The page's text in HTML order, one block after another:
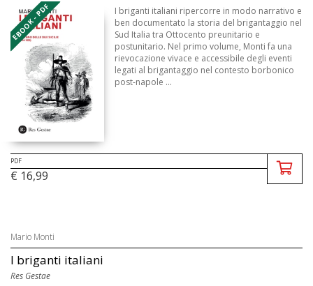
EBOOK - PDF
I briganti italiani ripercorre in modo narrativo e
ben documentato la storia del brigantaggio nel
Sud Italia tra Ottocento preunitario e
postunitario. Nel primo volume, Monti fa una
rievocazione vivace e accessibile degli eventi
legati al brigantaggio nel contesto borbonico
post-napole ...
PDF
€ 16,99
Mario Monti
I briganti italiani
Res Gestae